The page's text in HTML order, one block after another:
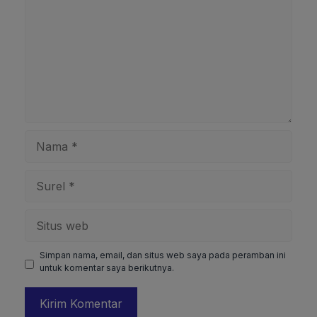
Simpan nama, email, dan situs web saya pada peramban ini
untuk komentar saya berikutnya.